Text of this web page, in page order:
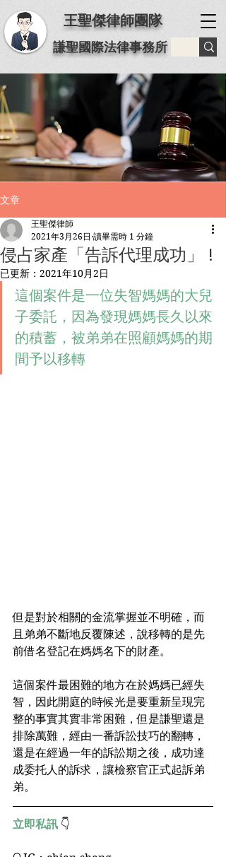
王聖傑律師團隊
謙聖國際法律事務所
文章
侵占家產「告訴代理成功」 !
王聖傑律師
2021年3月26日 讀畢需時 1 分鐘
已更新： 2021年10月2日
這個案件是一位失智媽媽的大兒
子委託，因為發現媽媽長久以來
的積蓄，被弟弟在照顧媽媽的期
間予以移轉
但是對於相關的金流掌握並不明確，而
且弟弟不斷地反覆陳述，說移轉的是先
前借名登記在媽媽名下的財產。
這個案件最困難的地方在於媽媽已經失
智，因此開庭的時候光是要重新呈現完
整的事實其實非常困難，但是謙聖還是
排除萬難，經由一番訴訟技巧的翻轉，
還是在經過一年的訴訟期之後，成功達
成委托人的訴求，讓檢察官正式起訴弟
弟。
立即私訊 👇